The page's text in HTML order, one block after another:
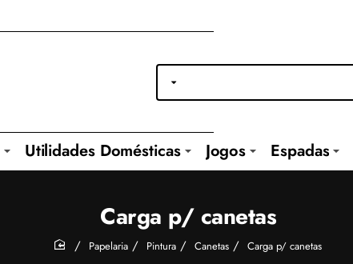
Utilidades Domésticas Jogos Espadas
Carga p/ canetas
home
Papelaria Pintura Canetas Carga p/ canetas